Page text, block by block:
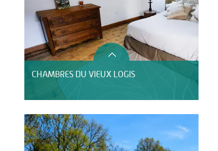
CHAMBRES DU VIEUX LOGIS